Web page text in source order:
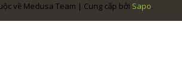
về Medusa Team | Cung cấp bởi Sapo.